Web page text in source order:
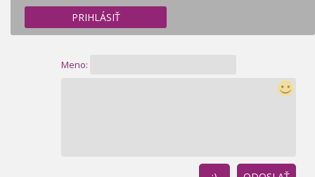
PRIHLÁSIŤ
Meno: